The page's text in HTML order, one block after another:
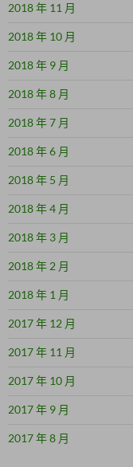
2018 年 11 月
2018 年 10 月
2018 年 9 月
2018 年 8 月
2018 年 7 月
2018 年 6 月
2018 年 5 月
2018 年 4 月
2018 年 3 月
2018 年 2 月
2018 年 1 月
2017 年 12 月
2017 年 11 月
2017 年 10 月
2017 年 9 月
2017 年 8 月